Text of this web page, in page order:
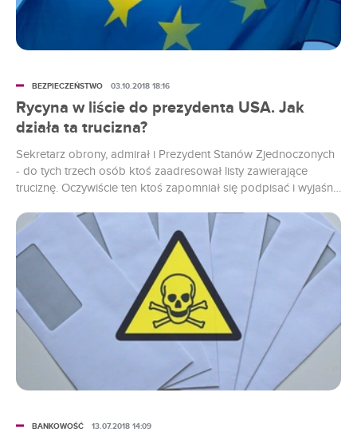
Rycyna w liście do prezydenta USA. Jak
działa ta trucizna?
Sekretarz obrony, admirał i Prezydent Stanów Zjednoczonych
- do tych trzech osób ktoś zaadresował listy zawierające
truciznę. Oczywiście ten ktoś zapomniał się podpisać i wyjaśnić
BEZPIECZEŃSTWO 03.10.2018 18:16
BANKOWOŚĆ 13.07.2018 14:09